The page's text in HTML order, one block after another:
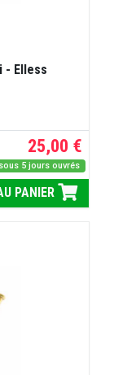
- Elless
25,00 €
5 jours ouvrés
PANIER